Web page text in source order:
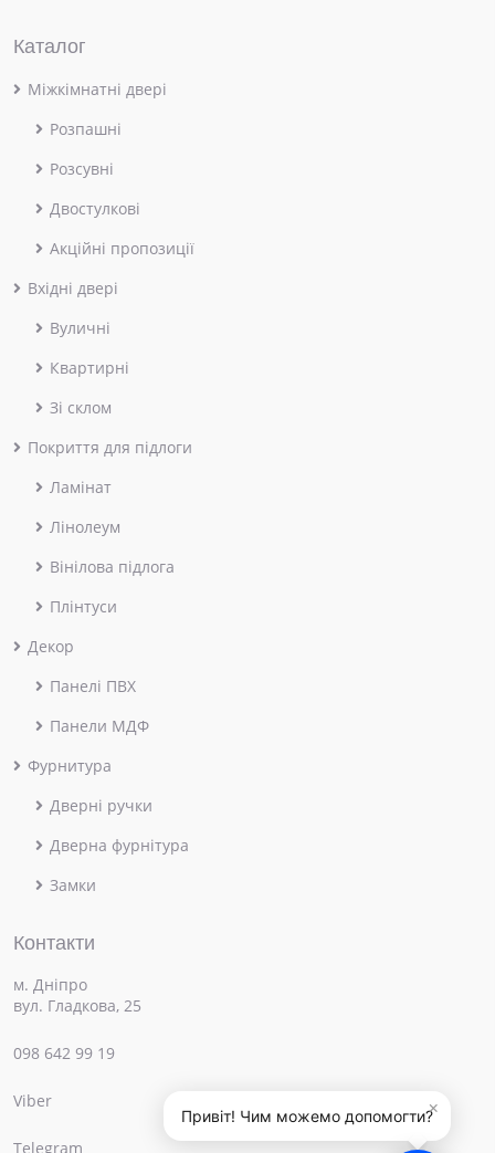
×
Привіт! Чим можемо допомогти?
Каталог
Міжкімнатні двері
Розпашні
Розсувні
Двостулкові
Акційні пропозиції
Вхідні двері
Вуличні
Квартирні
Зі склом
Покриття для підлоги
Ламінат
Лінолеум
Вінілова підлога
Плінтуси
Декор
Панелі ПВХ
Панели МДФ
Фурнитура
Дверні ручки
Дверна фурнітура
Замки
Контакти
м. Дніпро
вул. Гладкова, 25
098 642 99 19
Viber
Telegram